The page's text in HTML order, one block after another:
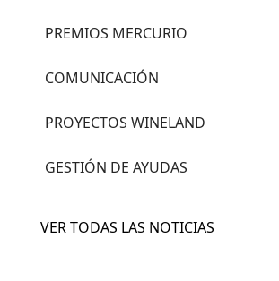
PREMIOS MERCURIO
COMUNICACIÓN
PROYECTOS WINELAND
GESTIÓN DE AYUDAS
VER TODAS LAS NOTICIAS